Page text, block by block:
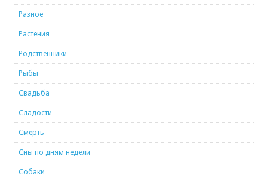
Разное
Растения
Родственники
Рыбы
Свадьба
Сладости
Смерть
Сны по дням недели
Собаки